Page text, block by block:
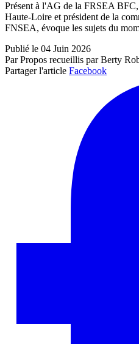
Présent à l'AG de la FRSEA
Haute-Loire et président de la
FNSEA, évoque les sujets du
Publié le 04 Juin 2026
Par Propos recueillis par Berty
Partager l'article Facebook